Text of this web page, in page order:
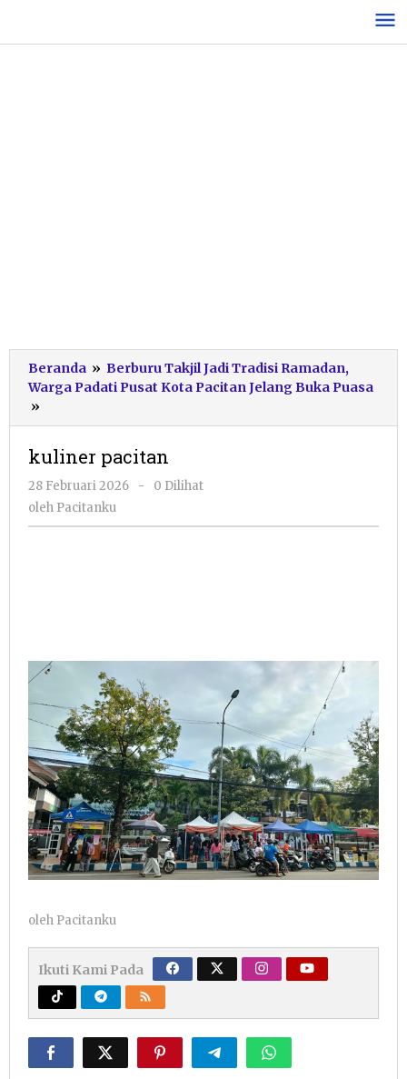
konten
Beranda » Berburu Takjil Jadi Tradisi Ramadan,
Warga Padati Pusat Kota Pacitan Jelang Buka Puasa
»
pacitan
kuliner pacitan
28 Februari 2026
oleh
-
0 Dilihat
oleh Pacitanku
oleh Pacitanku
Ikuti Kami Pada